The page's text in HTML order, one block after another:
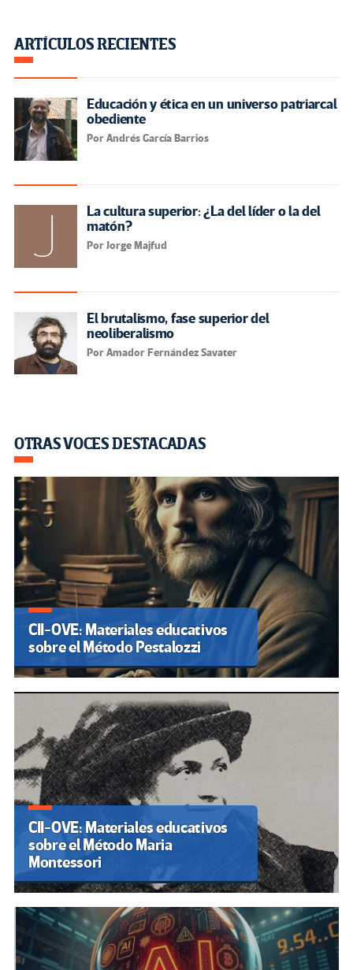
ARTÍCULOS RECIENTES
Educación y ética en un universo patriarcal
obediente
Por Andrés García Barrios
La cultura superior: ¿La del líder o la del
matón?
Por Jorge Majfud
El brutalismo, fase superior del
neoliberalismo
Por Amador Fernández Savater
OTRAS VOCES DESTACADAS
CII-OVE: Materiales educativos
sobre el Método Pestalozzi
CII-OVE: Materiales educativos
sobre el Método Maria
Montessori